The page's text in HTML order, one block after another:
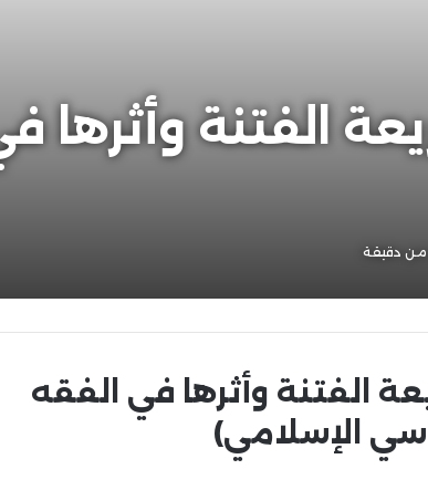
الفتنة وأثرها
دقيقة
الفتنة وأثرها في الفقه
الإسلامي)